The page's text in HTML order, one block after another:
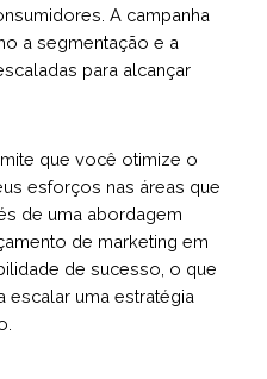
A campanha
a segmentação e a
para alcançar
que você otimize o
esforços nas áreas que
de uma abordagem
de marketing em
de sucesso, o que
escalar uma estratégia